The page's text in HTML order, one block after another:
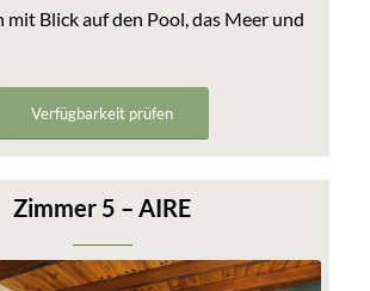
mit Blick auf den Pool, das Meer und
Verfügbarkeit prüfen
Zimmer 5 – AIRE